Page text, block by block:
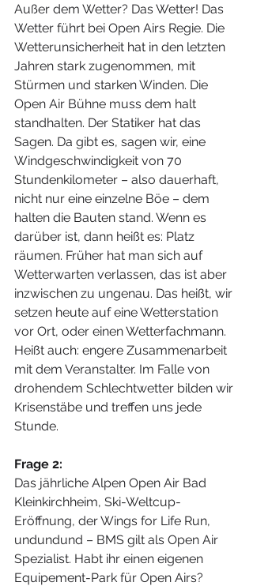
Außer dem Wetter? Das Wetter! Das
Wetter führt bei Open Airs Regie. Die
Wetterunsicherheit hat in den letzten
Jahren stark zugenommen, mit
Stürmen und starken Winden. Die
Open Air Bühne muss dem halt
standhalten. Der Statiker hat das
Sagen. Da gibt es, sagen wir, eine
Windgeschwindigkeit von 70
Stundenkilometer – also dauerhaft,
nicht nur eine einzelne Böe – dem
halten die Bauten stand. Wenn es
darüber ist, dann heißt es: Platz
räumen. Früher hat man sich auf
Wetterwarten verlassen, das ist aber
inzwischen zu ungenau. Das heißt, wir
setzen heute auf eine Wetterstation
vor Ort, oder einen Wetterfachmann.
Heißt auch: engere Zusammenarbeit
mit dem Veranstalter. Im Falle von
drohendem Schlechtwetter bilden wir
Krisenstäbe und treffen uns jede
Stunde.
Frage 2:
Das jährliche Alpen Open Air Bad
Kleinkirchheim, Ski-Weltcup-
Eröffnung, der Wings for Life Run,
undundund – BMS gilt als Open Air
Spezialist. Habt ihr einen eigenen
Equipement-Park für Open Airs?